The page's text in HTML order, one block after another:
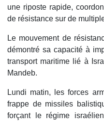
une riposte rapide,
de résistance sur de
Le mouvement de
démontré sa capacité à
transport maritime lié à
Mandeb.
Lundi matin, les forces
frappe de missiles
forçant le régime